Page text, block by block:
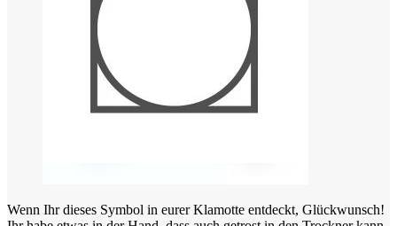
Wenn Ihr dieses Symbol in eurer Klamotte entdeckt, Glückwunsch!